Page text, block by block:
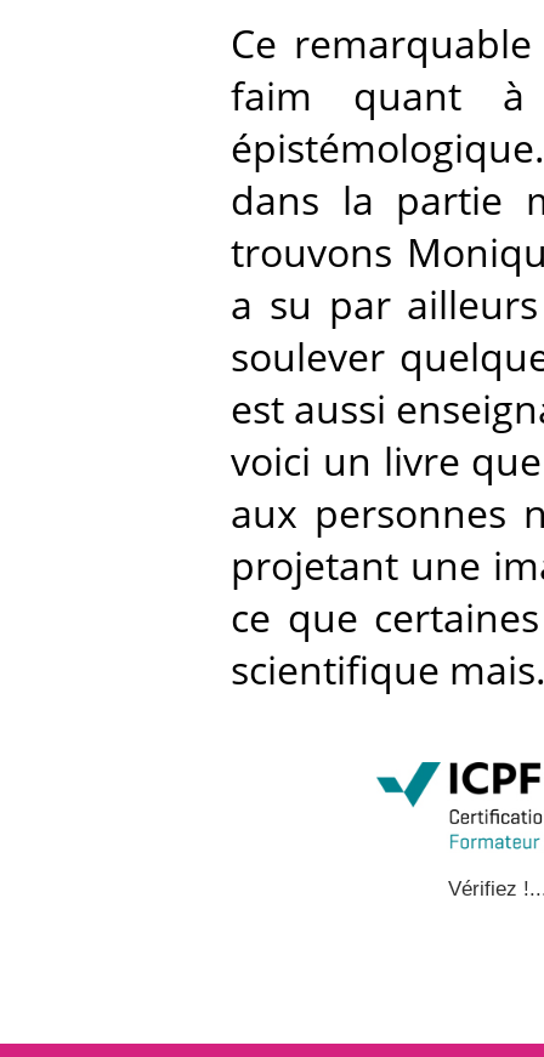
Ce
faim quant
dans la partie
trouvons
a su par
soulever
est aussi
voici un livre
aux personnes
projetant une
ce que
scientifique
Vérifiez